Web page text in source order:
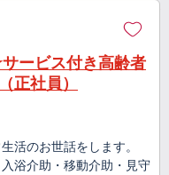
ービス付き高齢者
正社員）
活のお世話をします。
浴介助・移動介助・見守